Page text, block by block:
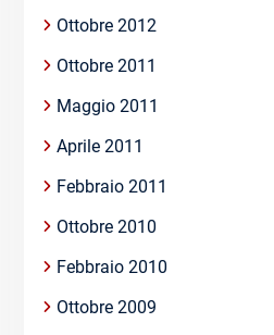
Ottobre 2012
Ottobre 2011
Maggio 2011
Aprile 2011
Febbraio 2011
Ottobre 2010
Febbraio 2010
Ottobre 2009